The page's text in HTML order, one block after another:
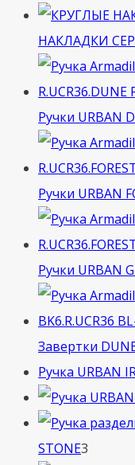
НАКЛАДКИ
Ручки URBAN
Ручки URBAN
Ручки URBAN
Завертки
Ручка URBAN
STONE3